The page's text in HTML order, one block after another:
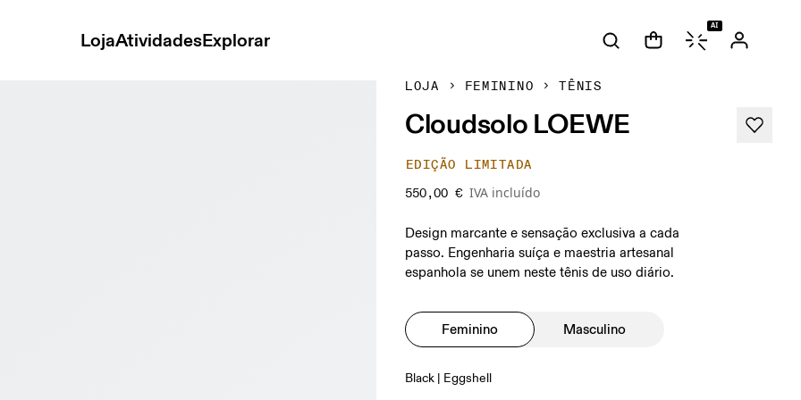
LojaAtividadesExplorar
AI
LOJA FEMININO TÊNIS
Cloudsolo LOEWE
EDIÇÃO LIMITADA
550,00 € IVA incluído
Design marcante e sensação exclusiva a cada
passo. Engenharia suíça e maestria artesanal
espanhola se unem neste tênis de uso diário.
Feminino Masculino
Black | Eggshell